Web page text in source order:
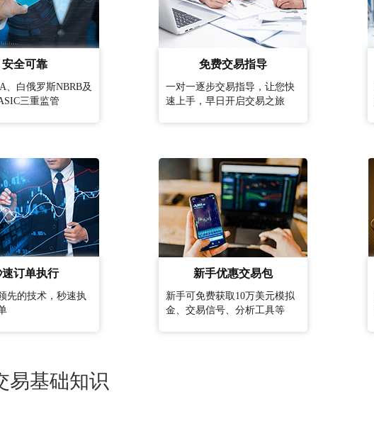
安全可靠
、白俄罗斯NBRB及
三重监管
免费交易指导
一对一逐步交易指导，让您快
速上手，早日开启交易之旅
速订单执行
先的技术，秒速执
新手优惠交易包
新手可免费获取10万美元模拟
金、交易信号、分析工具等
易基础知识